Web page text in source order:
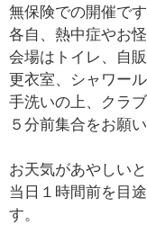
無保険での開催です
各自、熱中症やお
会場はトイレ、自
更衣室、シャワー
手洗いの上、クラ
５分前集合をお願い
お天気があやしいと
当日１時間前を目
す。